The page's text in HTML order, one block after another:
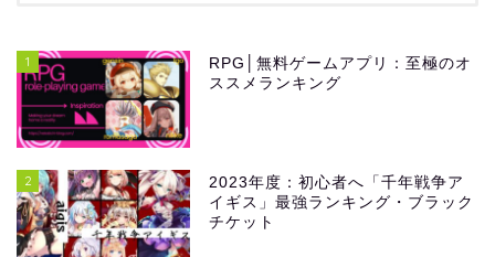
1
RPG│無料ゲームアプリ：至極のオ
ススメランキング
2
2023年度：初心者へ「千年戦争ア
イギス」最強ランキング・ブラック
チケット